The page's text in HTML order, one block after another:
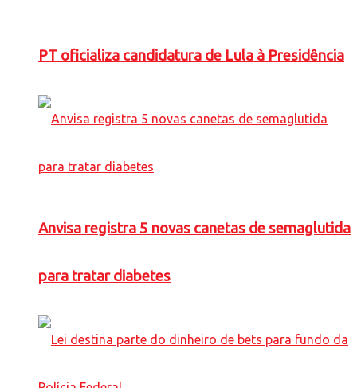
PT oficializa candidatura de Lula à Presidência
Anvisa registra 5 novas canetas de semaglutida
para tratar diabetes